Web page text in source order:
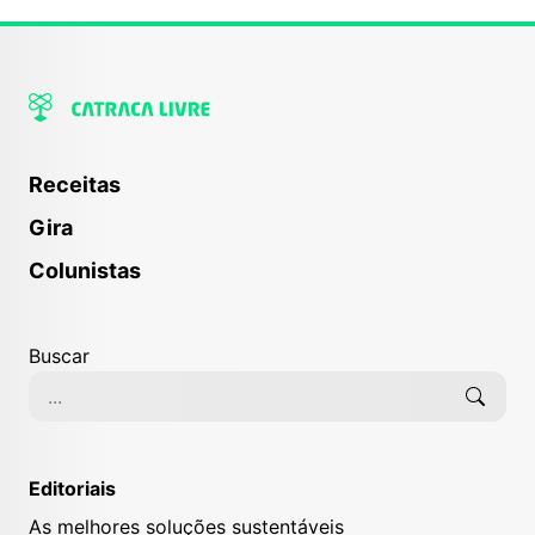
Receitas
Gira
Colunistas
Buscar
Editoriais
As melhores soluções sustentáveis